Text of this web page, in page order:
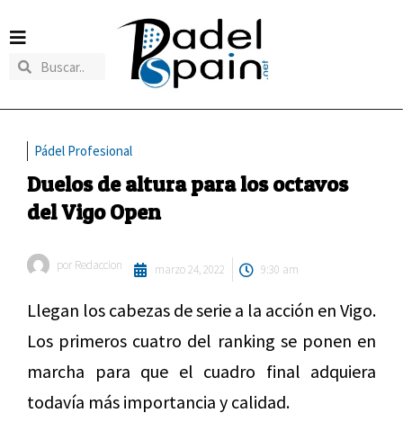
Pádel Profesional
Duelos de altura para los octavos
del Vigo Open
por Redaccion marzo 24, 2022 9:30 am
Llegan los cabezas de serie a la acción en Vigo.
Los primeros cuatro del ranking se ponen en
marcha para que el cuadro final adquiera
todavía más importancia y calidad.